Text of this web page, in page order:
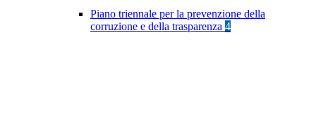
Piano triennale per la prevenzione della
corruzione e della trasparenza 4